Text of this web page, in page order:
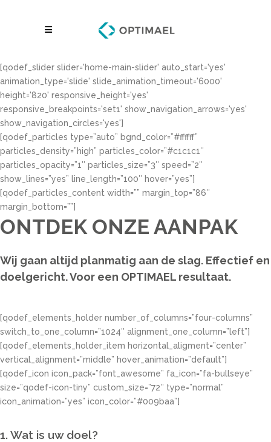
[qodef_slider slider='home-main-slider' auto_start='yes'
animation_type='slide' slide_animation_timeout='6000'
height='820' responsive_height='yes'
responsive_breakpoints='set1' show_navigation_arrows='yes'
show_navigation_circles='yes']
[qodef_particles type=”auto” bgnd_color=”#ffffff”
particles_density=”high” particles_color=”#c1c1c1″
particles_opacity=”1″ particles_size=”3″ speed=”2″
show_lines=”yes” line_length=”100″ hover=”yes”]
[qodef_particles_content width=”” margin_top=”86″
margin_bottom=””]
ONTDEK ONZE AANPAK
Wij gaan altijd planmatig aan de slag. Effectief en
doelgericht. Voor een OPTIMAEL resultaat.
[qodef_elements_holder number_of_columns=”four-columns”
switch_to_one_column=”1024″ alignment_one_column=”left”]
[qodef_elements_holder_item horizontal_aligment=”center”
vertical_alignment=”middle” hover_animation=”default”]
[qodef_icon icon_pack=”font_awesome” fa_icon=”fa-bullseye”
size=”qodef-icon-tiny” custom_size=”72″ type=”normal”
icon_animation=”yes” icon_color=”#009baa”]
1. Wat is uw doel?